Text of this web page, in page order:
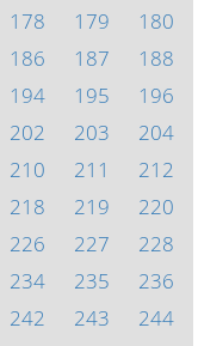
178 179
180
186 187
188
194 195
196
202 203
204
210 211
212
218 219
220
226 227
228
234 235
236
242 243
244